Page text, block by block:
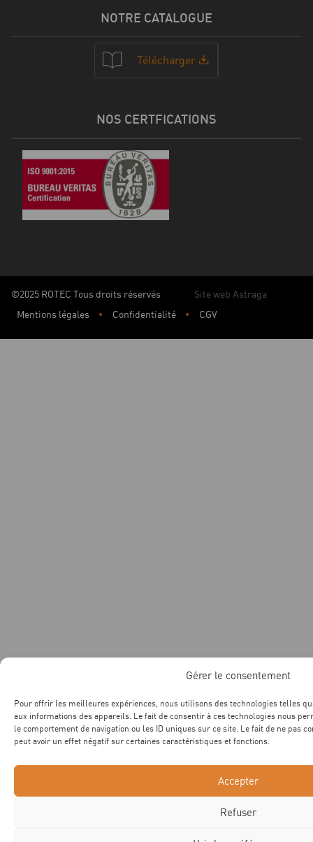
Gérer le consentement
Pour offrir les meilleures expériences, nous utilisons des technologies telles
aux informations des appareils. Le fait de consentir à ces technologies nous
le comportement de navigation ou les ID uniques sur ce site. Le fait de ne pas
peut avoir un effet négatif sur certaines caractéristiques et fonctions.
Accepter
Refuser
NOTRE CATALOGUE
Télécharger
NOS CERTFICATIONS
©2025 ROTEC Tous droits réservés
Site web Astraga
Mentions légales
Confidentialité CGV